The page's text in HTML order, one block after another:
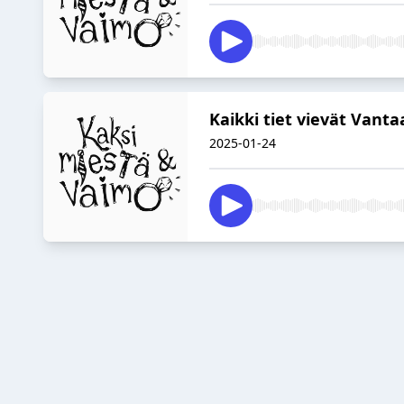
Kaikki tiet vievät
2025-01-24